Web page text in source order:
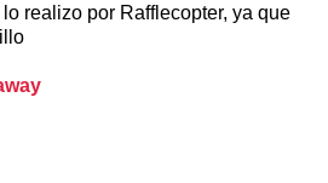
realizo por Rafflecopter, ya que